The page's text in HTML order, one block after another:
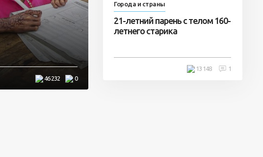
0
46 232
Города и страны
21-летний парень с телом 160-
летнего старика
1
13 148